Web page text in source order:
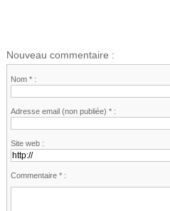
Nouveau commentaire :
Nom * :
Adresse email (non publiée) * :
Site web :
Commentaire * :